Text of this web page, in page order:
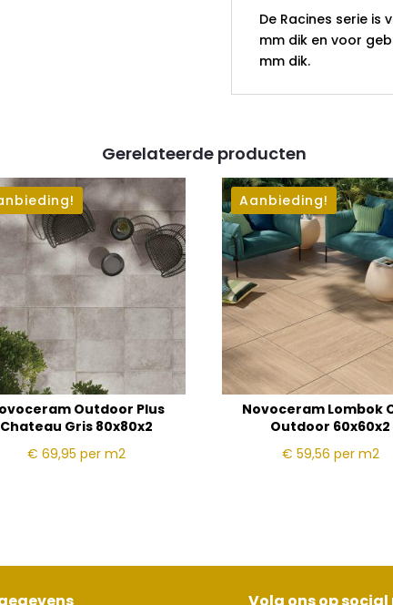
De Racines serie is
mm dik en voor
mm dik.
Gerelateerde producten
Outdoor Plus
Chateau Gris 80x80x2
€ 69,95per m2
Aanbieding!
Novoceram Lombok
Outdoor 60x60x2
€ 59,56 per m2
Volg ons op